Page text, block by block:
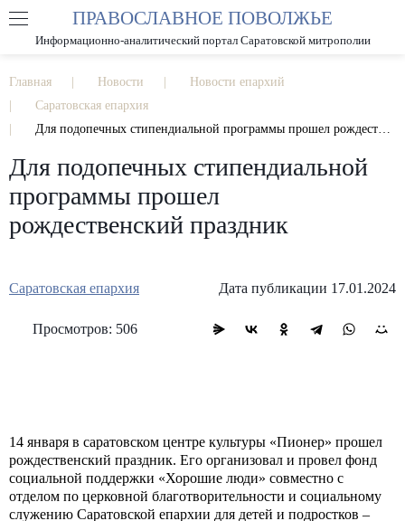
РАЗМЕР ШРИФТА А А
ПРАВОСЛАВНОЕ ПОВОЛЖЬЕ
Информационно-аналитический портал Саратовской митрополии
Главная Новости
Новости епархий
Саратовская епархия
Для подопечных стипендиальной программы прошел рождественский праздник
Для подопечных стипендиальной
программы прошел
рождественский праздник
Саратовская епархия Дата публикации 17.01.2024
Просмотров: 506
14 января в саратовском центре культуры «Пионер» прошел
рождественский праздник. Его организовал и провел фонд
социальной поддержки «Хорошие люди» совместно с
отделом по церковной благотворительности и социальному
служению Саратовской епархии для детей и подростков –